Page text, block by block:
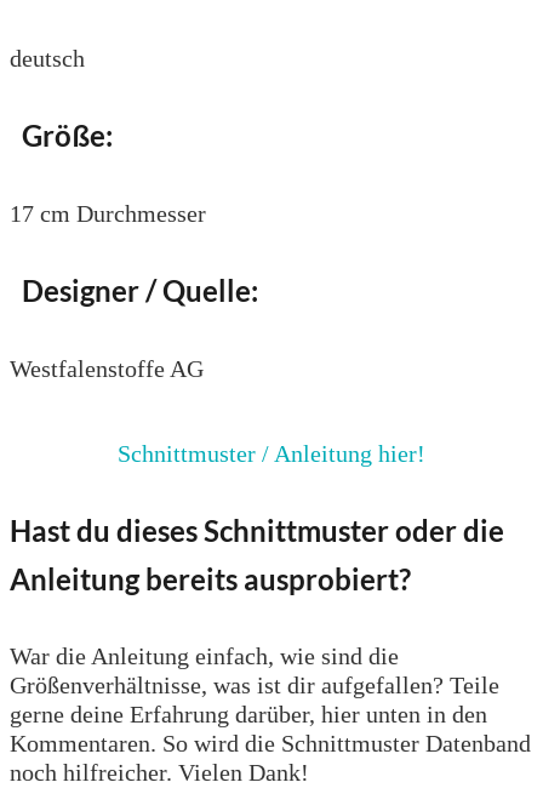
deutsch
Größe:
17 cm Durchmesser
Designer / Quelle:
Westfalenstoffe AG
Schnittmuster / Anleitung hier!
Hast du dieses Schnittmuster oder die
Anleitung bereits ausprobiert?
War die Anleitung einfach, wie sind die
Größenverhältnisse, was ist dir aufgefallen? Teile
gerne deine Erfahrung darüber, hier unten in den
Kommentaren. So wird die Schnittmuster Datenband
noch hilfreicher. Vielen Dank!